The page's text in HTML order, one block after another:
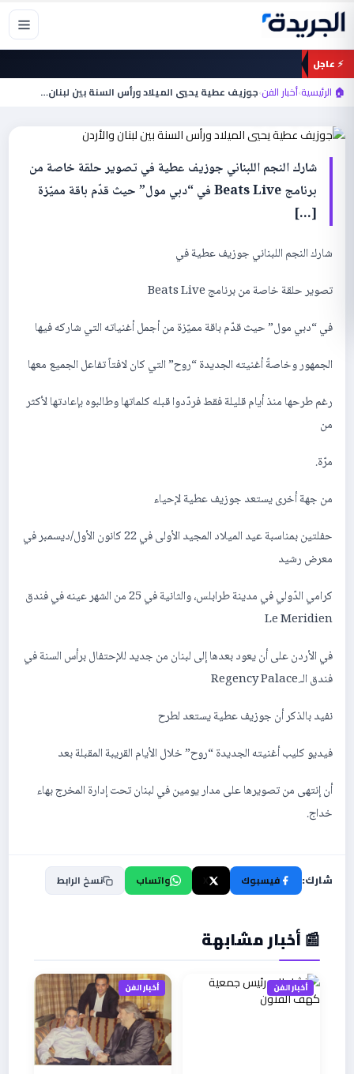
تخطي
المحتوى
⚡ عاجل
🏠 الرئيسية›أخبار الفن›جوزيف عطية يحيي الميلاد ورأس السنة بين لبنان…
أخبار الفن
جوزيف عطية يحيي الميلاد ورأس السنة بين
شارك النجم اللبناني جوزيف عطية في تصوير حلقة خاصة من
برنامج Beats Live في “دبي مول” حيث قدّم باقة مميّزة
[…]
شارك النجم اللبناني جوزيف عطية في
تصوير حلقة خاصة من برنامج Beats Live
في “دبي مول” حيث قدّم باقة مميّزة من أجمل أغنياته التي شاركه فيها
الجمهور وخاصةً أغنيته الجديدة “روح” التي كان لافتاً تفاعل الجميع معها
رغم طرحها منذ أيام قليلة فقط فردّدوا قبله كلماتها وطالبوه بإعادتها لأكثر
من
مرّة.
من جهة أخرى يستعد جوزيف عطية لإحياء
حفلتين بمناسبة عيد الميلاد المجيد الأولى في 22 كانون الأول/ديسمبر في
معرض رشيد
كرامي الدّولي في مدينة طرابلس، والثانية في 25 من الشهر عينه في فندق
Le Meridien
في الأردن على أن يعود بعدها إلى لبنان من جديد للإحتفال برأس السنة في
فندق الـ.Regency Palace
نفيد بالذكر أن جوزيف عطية يستعد لطرح
فيديو كليب أغنيته الجديدة “روح” خلال الأيام القريبة المقبلة بعد
أن إنتهى من تصويرها على مدار يومين في لبنان تحت إدارة المخرج بهاء
خداج.
شارك: فيسبوك واتساب نسخ الرابط
📰 أخبار مشابهة
أخبار الفن أخبار الفن